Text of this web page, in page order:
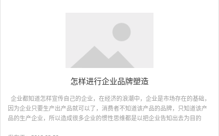
怎样进行企业品牌塑造
企业都知道怎样宣传自己的企业，在经济的浪潮中，企业是市场存在的基础，
因为企业只要生产出产品就可以了，消费者不知道该产品的品牌，只知道该产
品的生产企业，所以造成很多企业的惯性思维都是以把企业告知出去为目的